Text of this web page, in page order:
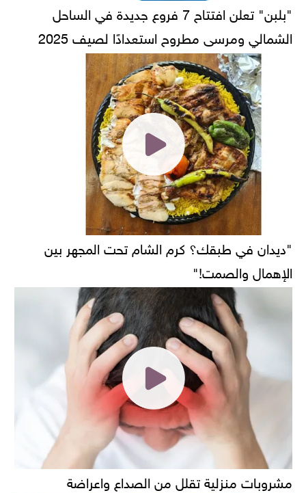
"بلبن" تعلن افتتاح 7 فروع جديدة في الساحل
الشمالي ومرسى مطروح استعدادًا لصيف 2025
"ديدان في طبقك؟ كرم الشام تحت المجهر بين
الإهمال والصمت!"
مشروبات منزلية تقلل من الصداع واعراضة